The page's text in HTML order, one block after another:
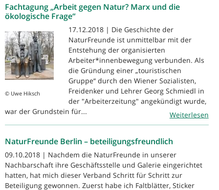
Fachtagung „Arbeit gegen Natur? Marx und die
ökologische Frage“
© Uwe Hiksch
17.12.2018 | Die Geschichte der
NaturFreunde ist unmittelbar mit der
Entstehung der organisierten
Arbeiter*innenbewegung verbunden. Als
die Gründung einer „touristischen
Gruppe“ durch den Wiener Sozialisten,
Freidenker und Lehrer Georg Schmiedl in
der "Arbeiterzeitung" angekündigt wurde,
war der Grundstein für...
Weiterlesen
NaturFreunde Berlin – beteiligungsfreundlich
09.10.2018 | Nachdem die NaturFreunde in unserer
Nachbarschaft ihre Geschäftsstelle und Galerie eingerichtet
hatten, hat mich dieser Verband Schritt für Schritt zur
Beteiligung gewonnen. Zuerst habe ich Faltblätter, Sticker